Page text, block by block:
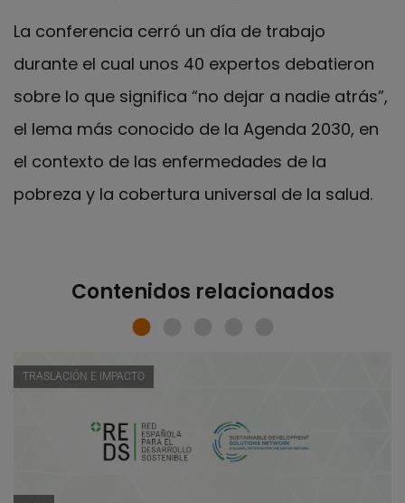
La conferencia cerró un día de trabajo
durante el cual unos 40 expertos debatieron
sobre lo que significa “no dejar a nadie atrás”,
el lema más conocido de la Agenda 2030, en
el contexto de las enfermedades de la
pobreza y la cobertura universal de la salud.
Contenidos relacionados
TRASLACIÓN E IMPACTO